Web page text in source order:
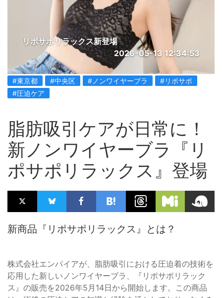
リポサポリラックス新登場
2026-05-13 12:34:53
#東京都 #中央区 #ノンワイヤーブラ
#リポサポ
#圧迫ケア
脂肪吸引ケアが日常に！
新ノンワイヤーブラ『リ
ポサポリラックス』登場
新商品『リポサポリラックス』とは？
株式会社エンパイアが、脂肪吸引における圧迫着の技術を
応用した新しいノンワイヤーブラ、『リポサポリラック
ス』の販売を2026年5月14日から開始します。この商品